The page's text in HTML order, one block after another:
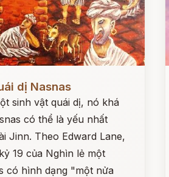
dị Nasnas
sinh vật quái dị, nó khá
có thể là yếu nhất
Jinn. Theo Edward Lane,
19 của Nghìn lẻ một
có hình dạng "một nửa